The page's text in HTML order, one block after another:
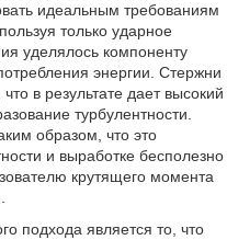
идеальным требованиям
только ударное
уделялось компоненту
энергии. Стержни
в результате дает высокий
турбулентности.
образом, что это
и выработке бесполезно
крутящего момента
подхода является то, что